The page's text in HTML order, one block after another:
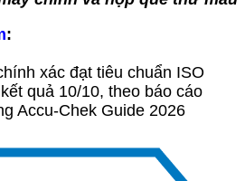
:
xác đạt tiêu chuẩn ISO
quả 10/10, theo báo cáo
Accu-Chek Guide 2026